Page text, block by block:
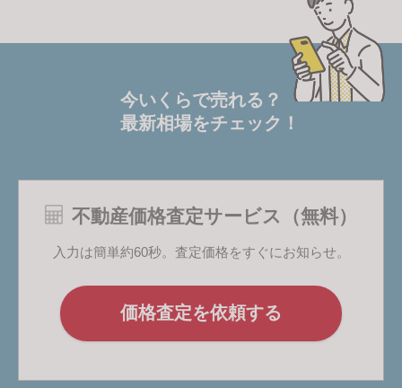
今いくらで売れる？
最新相場をチェック！
不動産価格査定サービス（無料）
入力は簡単約60秒。査定価格をすぐにお知らせ。
価格査定を依頼する